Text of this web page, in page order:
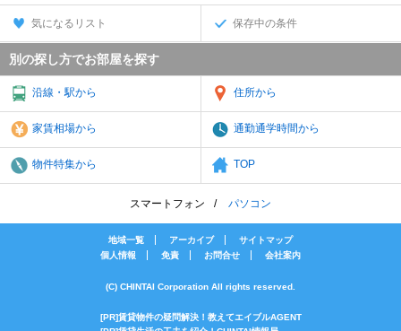
気になるリスト 保存中の条件
別の探し方でお部屋を探す
沿線・駅から 住所から
家賃相場から 通勤通学時間から
物件特集から TOP
スマートフォン パソコン
地域一覧 アーカイブ
サイトマップ
個人情報
免責 お問合せ 会社案内
(C) CHINTAI Corporation All rights reserved.
[PR]賃貸物件の疑問解決！教えてエイブルAGENT